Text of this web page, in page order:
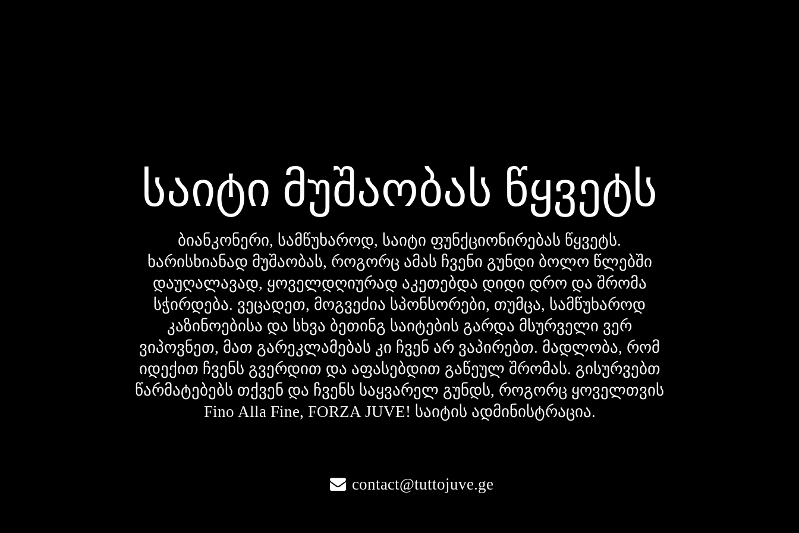
საიტი მუშაობას წყვეტს
ბიანკონერი, სამწუხაროდ, საიტი ფუნქციონირებას წყვეტს.
ხარისხიანად მუშაობას, როგორც ამას ჩვენი გუნდი ბოლო წლებში
დაუღალავად, ყოველდღიურად აკეთებდა დიდი დრო და შრომა
სჭირდება. ვეცადეთ, მოგვეძია სპონსორები, თუმცა, სამწუხაროდ
კაზინოებისა და სხვა ბეთინგ საიტების გარდა მსურველი ვერ
ვიპოვნეთ, მათ გარეკლამებას კი ჩვენ არ ვაპირებთ. მადლობა, რომ
იდექით ჩვენს გვერდით და აფასებდით გაწეულ შრომას. გისურვებთ
წარმატებებს თქვენ და ჩვენს საყვარელ გუნდს, როგორც ყოველთვის
Fino Alla Fine, FORZA JUVE! საიტის ადმინისტრაცია.
contact@tuttojuve.ge